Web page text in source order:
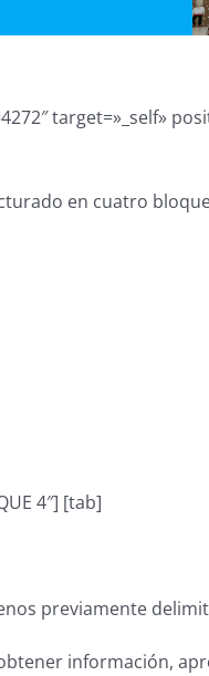
target=»_self»
en cuatro
4″] [tab]
previamente
información,